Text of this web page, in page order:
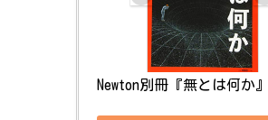
Newton別冊『無とは何か』